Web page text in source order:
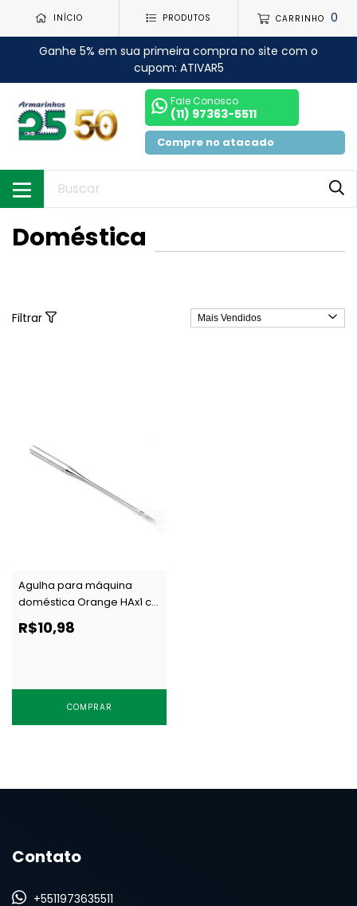
INÍCIO PRODUTOS CARRINHO 0
Ganhe 5% em sua primeira compra no site com o
cupom: ATIVAR5
Fale Conosco
(11) 97363-5511
Compre no atacado
Doméstica
Filtrar
Agulha para máquina
doméstica Orange HAx1 c/
10 un
R$10,98
COMPRAR
Contato
+5511973635511